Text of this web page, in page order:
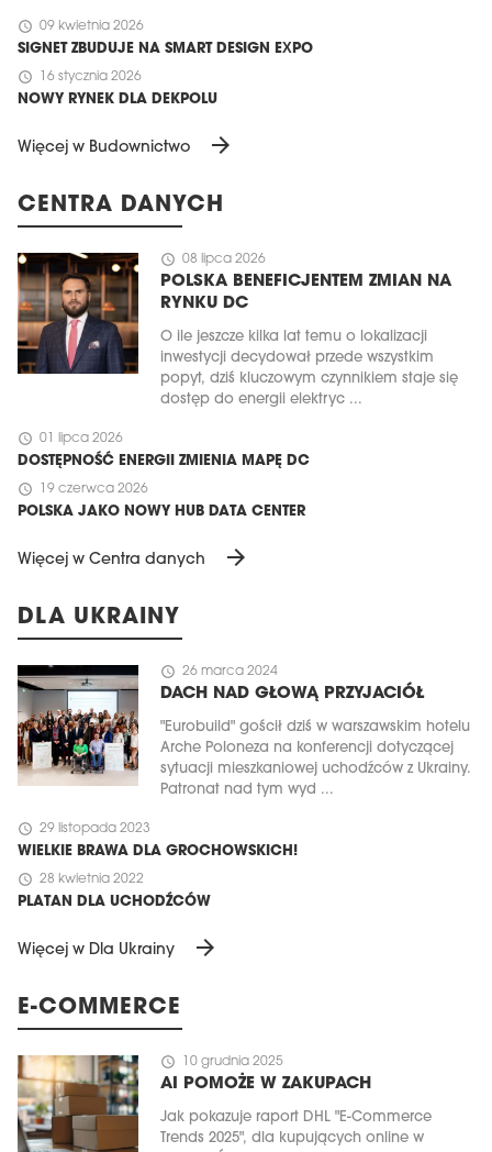
schedule 09 kwietnia 2026
SIGNET ZBUDUJE NA SMART DESIGN EXPO
schedule 16 stycznia 2026
NOWY RYNEK DLA DEKPOLU
Więcej w Budownictwo arrow_forward
CENTRA DANYCH
schedule 08 lipca 2026
POLSKA BENEFICJENTEM ZMIAN NA
RYNKU DC
O ile jeszcze kilka lat temu o lokalizacji
inwestycji decydował przede wszystkim
popyt, dziś kluczowym czynnikiem staje się
dostęp do energii elektryc ...
schedule 01 lipca 2026
DOSTĘPNOŚĆ ENERGII ZMIENIA MAPĘ DC
schedule 19 czerwca 2026
POLSKA JAKO NOWY HUB DATA CENTER
Więcej w Centra danych arrow_forward
DLA UKRAINY
schedule 26 marca 2024
DACH NAD GŁOWĄ PRZYJACIÓŁ
"Eurobuild" gościł dziś w warszawskim hotelu
Arche Poloneza na konferencji dotyczącej
sytuacji mieszkaniowej uchodźców z Ukrainy.
Patronat nad tym wyd ...
schedule 29 listopada 2023
WIELKIE BRAWA DLA GROCHOWSKICH!
schedule 28 kwietnia 2022
PLATAN DLA UCHODŹCÓW
Więcej w Dla Ukrainy arrow_forward
E-COMMERCE
schedule 10 grudnia 2025
AI POMOŻE W ZAKUPACH
Jak pokazuje raport DHL "E-Commerce
Trends 2025", dla kupujących online w